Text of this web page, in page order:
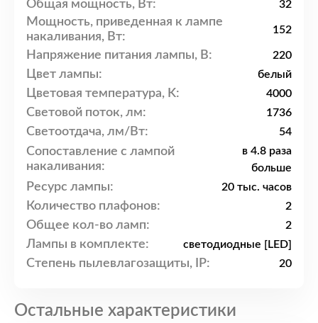
Общая мощность, Вт: 32
Мощность, приведенная к лампе
накаливания, Вт:
152
Напряжение питания лампы, В: 220
Цвет лампы: белый
Цветовая температура, K: 4000
Световой поток, лм: 1736
Светоотдача, лм/Вт: 54
Сопоставление с лампой
накаливания:
в 4.8 раза
больше
Ресурс лампы: 20 тыс. часов
Количество плафонов: 2
Общее кол-во ламп: 2
Лампы в комплекте: светодиодные [LED]
Степень пылевлагозащиты, IP: 20
Остальные характеристики